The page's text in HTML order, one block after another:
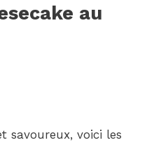
au
savoureux, voici les